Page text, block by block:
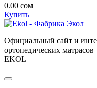
0.00 сом
Купить
Официальный сайт и
ортопедических матрасов
EKOL